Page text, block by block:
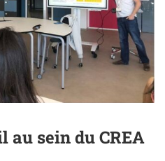
au sein du CREA